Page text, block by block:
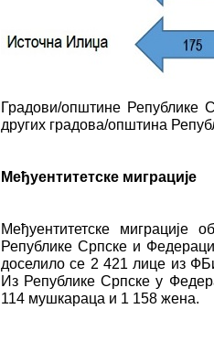
Градови/општине Републике
других градова/општина
Међуентитетске миграције
Међуентитетске миграције
Републике Српске и
доселило се 2 421 лице из
Из Републике Српске у
114 мушкараца и 1 158 жена.